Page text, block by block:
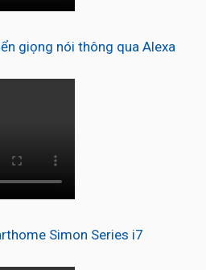
giọng nói thông qua Alexa
Simon Series i7